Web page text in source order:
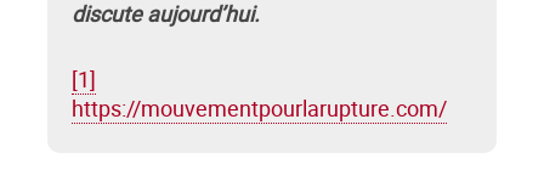
discute aujourd’hui.
[1]
https://mouvementpourlarupture.com/